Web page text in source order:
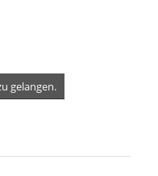
gelangen.